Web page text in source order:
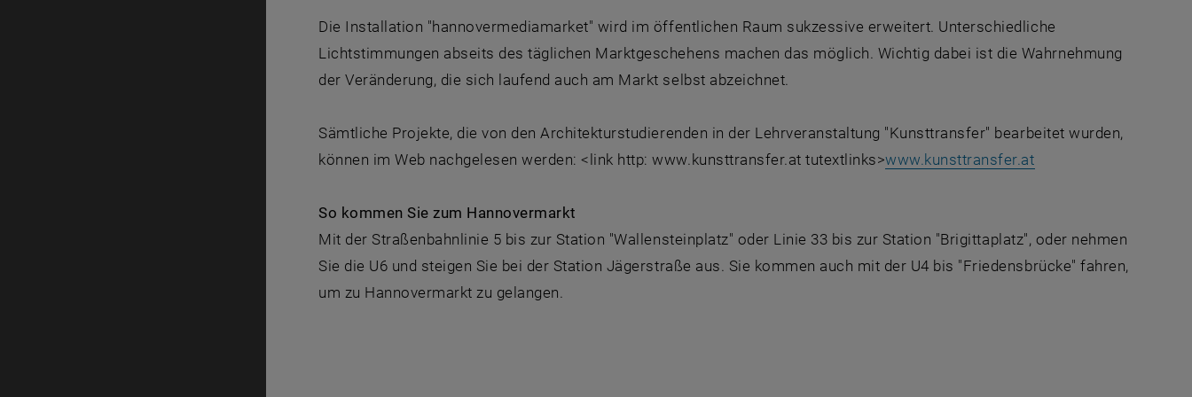
Die Installation "hannovermediamarket" wird im öffentlichen Raum sukzessive erweitert. Unterschiedliche
Lichtstimmungen abseits des täglichen Marktgeschehens machen das möglich. Wichtig dabei ist die Wahrnehmung
der Veränderung, die sich laufend auch am Markt selbst abzeichnet.
Sämtliche Projekte, die von den Architekturstudierenden in der Lehrveranstaltung "Kunsttransfer" bearbeitet wurden,
können im Web nachgelesen werden: <link http: www.kunsttransfer.at tutextlinks>www.kunsttransfer.at
So kommen Sie zum Hannovermarkt
Mit der Straßenbahnlinie 5 bis zur Station "Wallensteinplatz" oder Linie 33 bis zur Station "Brigittaplatz", oder nehmen
Sie die U6 und steigen Sie bei der Station Jägerstraße aus. Sie kommen auch mit der U4 bis "Friedensbrücke" fahren,
um zu Hannovermarkt zu gelangen.